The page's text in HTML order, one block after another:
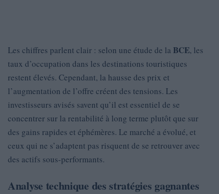
Les chiffres parlent clair : selon une étude de la BCE, les
taux d’occupation dans les destinations touristiques
restent élevés. Cependant, la hausse des prix et
l’augmentation de l’offre créent des tensions. Les
investisseurs avisés savent qu’il est essentiel de se
concentrer sur la rentabilité à long terme plutôt que sur
des gains rapides et éphémères. Le marché a évolué, et
ceux qui ne s’adaptent pas risquent de se retrouver avec
des actifs sous-performants.
Analyse technique des stratégies gagnantes